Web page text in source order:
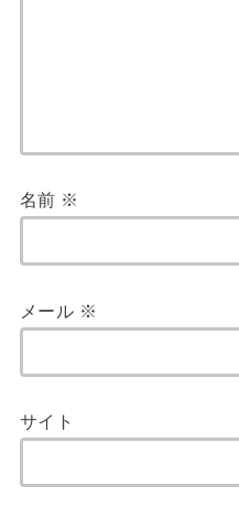
名前 ※
メール ※
サイト